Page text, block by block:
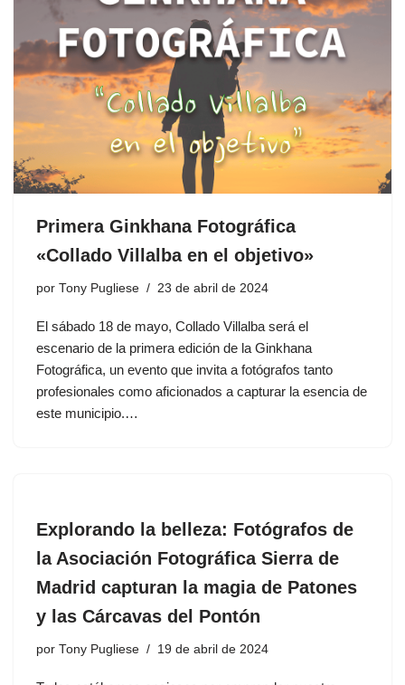
Primera Ginkhana Fotográfica
«Collado Villalba en el objetivo»
por Tony Pugliese 23 de abril de 2024
El sábado 18 de mayo, Collado Villalba será el
escenario de la primera edición de la Ginkhana
Fotográfica, un evento que invita a fotógrafos tanto
profesionales como aficionados a capturar la esencia de
este municipio.…
Explorando la belleza: Fotógrafos de
la Asociación Fotográfica Sierra de
Madrid capturan la magia de Patones
y las Cárcavas del Pontón
por Tony Pugliese 19 de abril de 2024